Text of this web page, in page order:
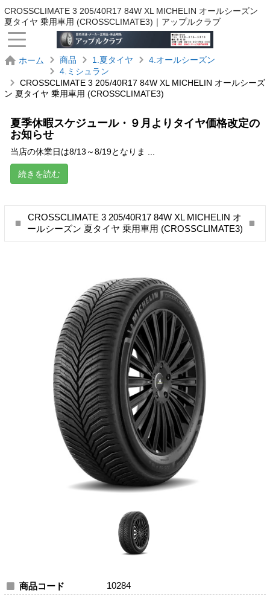
CROSSCLIMATE 3 205/40R17 84W XL MICHELIN オールシーズン
夏タイヤ 乗用車用 (CROSSCLIMATE3)｜アップルクラブ
ホーム 商品 1.夏タイヤ
4.オールシーズン
4.ミシュラン
CROSSCLIMATE 3 205/40R17 84W XL MICHELIN オールシーズ
ン 夏タイヤ 乗用車用 (CROSSCLIMATE3)
夏季休暇スケジュール・９月よりタイヤ価格改定の
お知らせ
当店の休業日は8/13～8/19となりま ...
続きを読む
CROSSCLIMATE 3 205/40R17 84W XL MICHELIN オ
ールシーズン 夏タイヤ 乗用車用 (CROSSCLIMATE3)
商品コード 10284